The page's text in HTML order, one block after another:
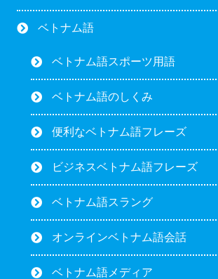
ベトナム語
ベトナム語スポーツ用語
ベトナム語のしくみ
便利なベトナム語フレーズ
ビジネスベトナム語フレーズ
ベトナム語スラング
オンラインベトナム語会話
ベトナム語メディア